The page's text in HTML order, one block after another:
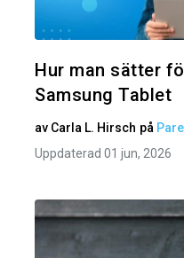
Hur man sätter
Samsung Tablet
av Carla L. Hirsch på
Uppdaterad 01 jun, 2026